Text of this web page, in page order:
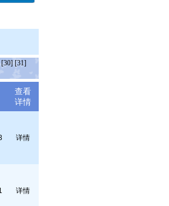
[30] [31]
查看
详情
详情
详情